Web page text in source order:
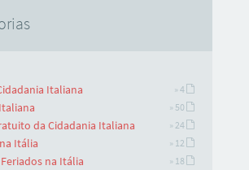
Italiana » 4
» 50
da Cidadania Italiana » 24
Itália » 12
na Itália » 18